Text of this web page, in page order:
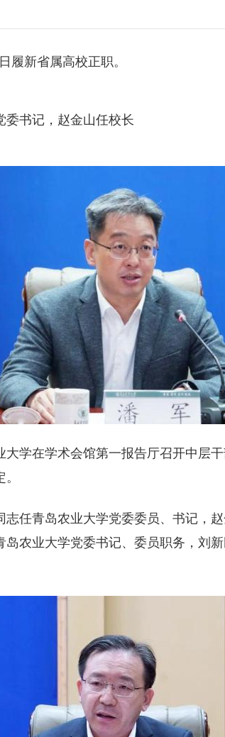
履新省属高校正职。
委书记，赵金山任校长
大学在学术会馆第一报告厅召开中层
志任青岛农业大学党委委员、书记，
岛农业大学党委书记、委员职务，刘